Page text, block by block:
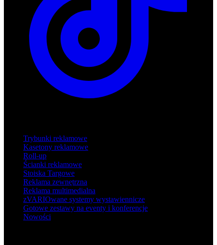
Trybunki reklamowe
Kasetony reklamowe
Roll-up
Ścianki reklamowe
Stoiska Targowe
Reklama zewnętrzna
Reklama multimedialna
zVARIOwane systemy wystawiennicze
Gotowe zestawy na eventy i konferencje
Nowości